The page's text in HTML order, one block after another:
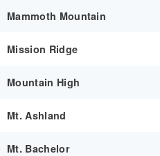
Mammoth Mountain
Mission Ridge
Mountain High
Mt. Ashland
Mt. Bachelor